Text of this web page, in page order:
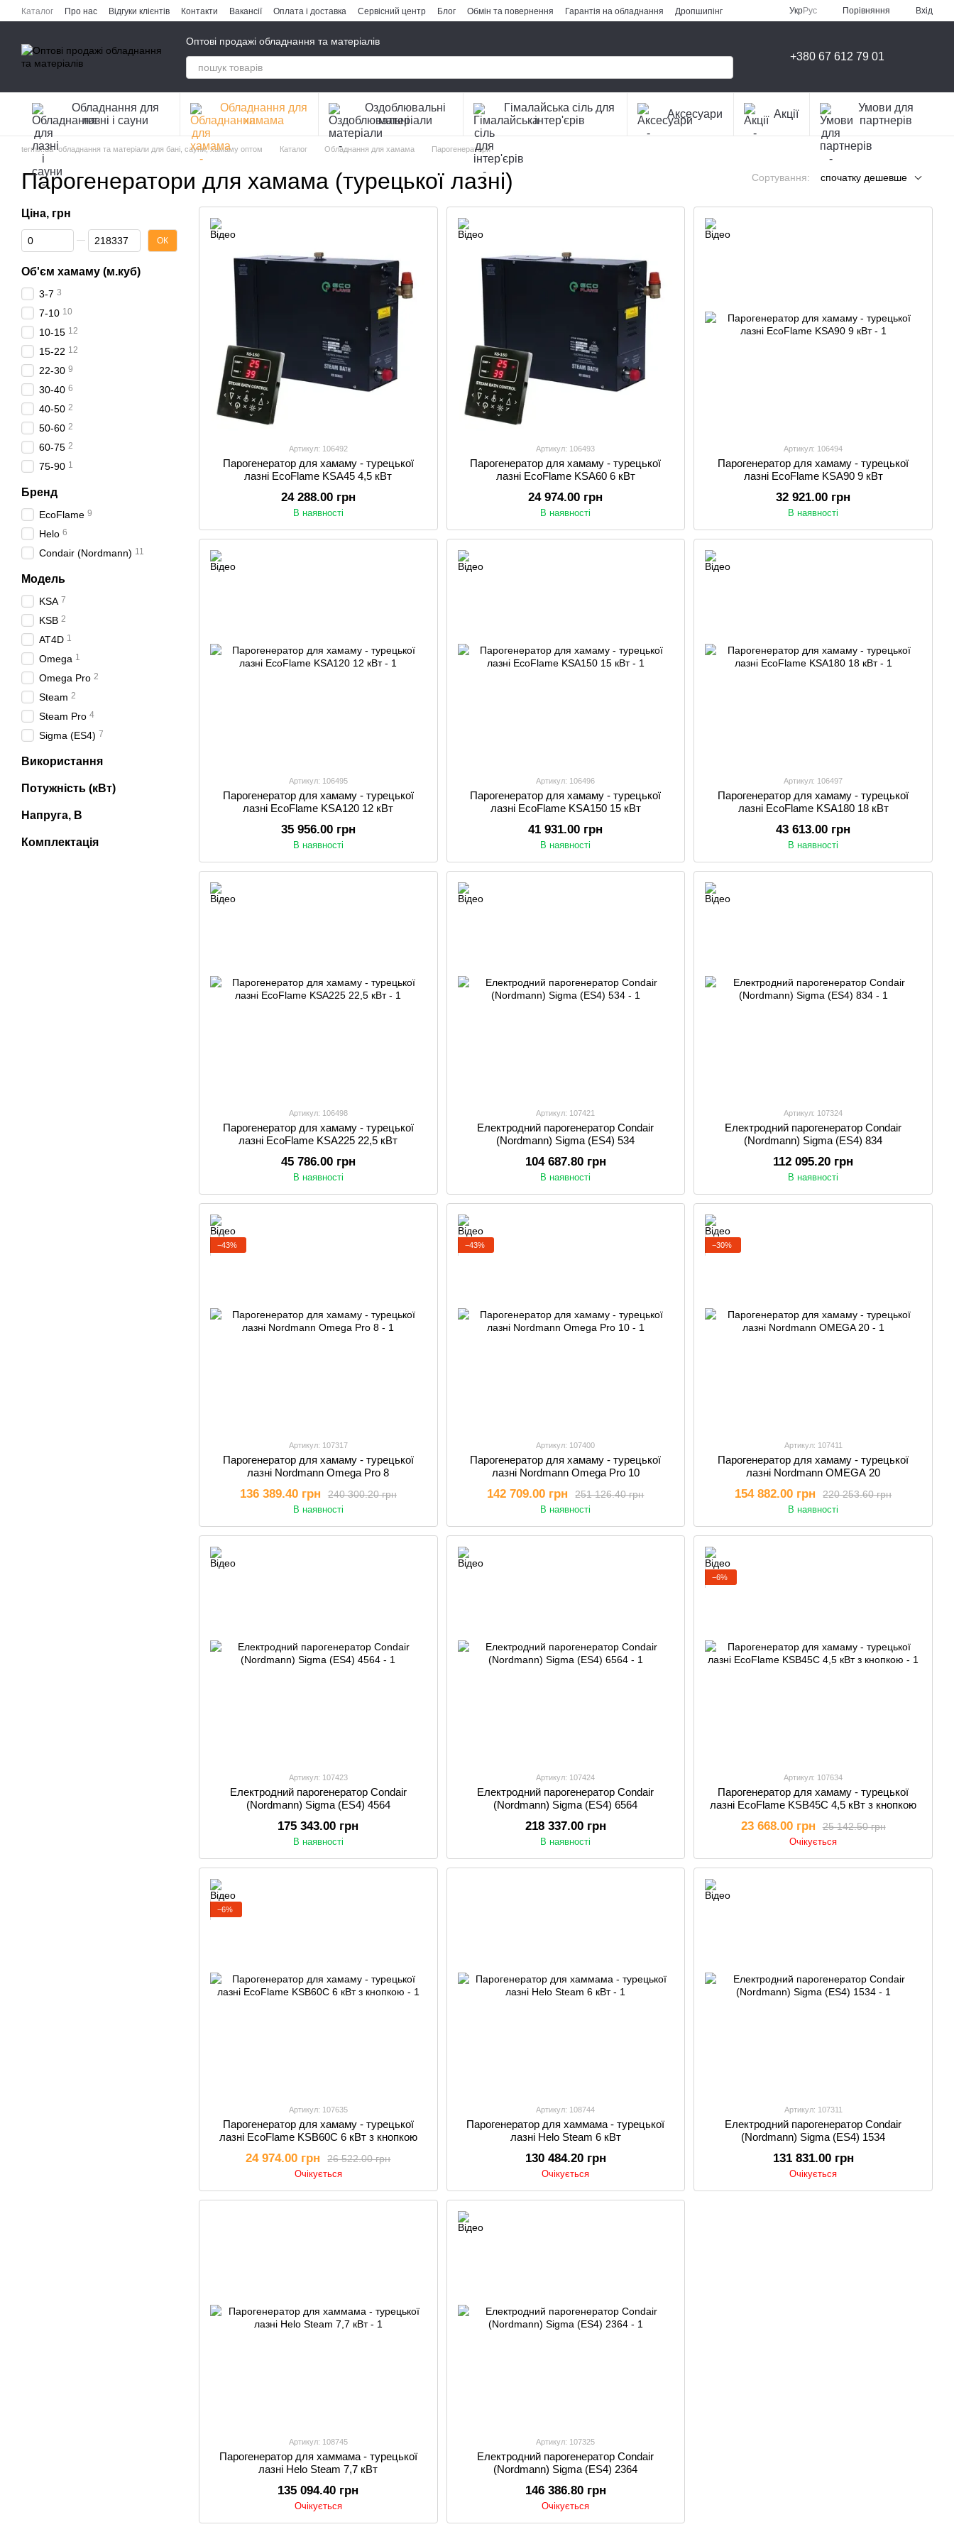
Перейти до основного контенту
Каталог Про нас Відгуки клієнтів Контакти Вакансії Оплата і доставка Сервісний центр Блог Обмін та повернення Гарантія на обладнання
Дропшипінг
УкрРус Порівняння Вхід
Оптові продажі обладнання та матеріалів
+380 67 612 79 01
Обладнання для
лазні і сауни
Обладнання для
хамама
Оздоблювальні
матеріали
Гімалайська сіль для
інтер'єрів
Аксесуари Акції
Умови для
партнерів
termix.ua- обладнання та матеріали для бані, сауни, хамаму оптом Каталог Обладнання для хамама Парогенератори
Парогенератори для хамама (турецької лазні) Сортування: спочатку дешевше
Артикул: 106492
Парогенератор для хамаму - турецької
лазні EcoFlame KSA45 4,5 кВт
24 288.00 грн
В наявності
Артикул: 106493
Парогенератор для хамаму - турецької
лазні EcoFlame KSA60 6 кВт
24 974.00 грн
В наявності
Артикул: 106494
Парогенератор для хамаму - турецької
лазні EcoFlame KSA90 9 кВт
32 921.00 грн
В наявності
Артикул: 106495
Парогенератор для хамаму - турецької
лазні EcoFlame KSA120 12 кВт
35 956.00 грн
В наявності
Артикул: 106496
Парогенератор для хамаму - турецької
лазні EcoFlame KSA150 15 кВт
41 931.00 грн
В наявності
Артикул: 106497
Парогенератор для хамаму - турецької
лазні EcoFlame KSA180 18 кВт
43 613.00 грн
В наявності
Артикул: 106498
Парогенератор для хамаму - турецької
лазні EcoFlame KSA225 22,5 кВт
45 786.00 грн
В наявності
Артикул: 107421
Електродний парогенератор Condair
(Nordmann) Sigma (ES4) 534
104 687.80 грн
В наявності
Артикул: 107324
Електродний парогенератор Condair
(Nordmann) Sigma (ES4) 834
112 095.20 грн
В наявності
−43%
Артикул: 107317
Парогенератор для хамаму - турецької
лазні Nordmann Omega Pro 8
240 300.20 грн
136 389.40 грн
В наявності
−43%
Артикул: 107400
Парогенератор для хамаму - турецької
лазні Nordmann Omega Pro 10
251 126.40 грн
142 709.00 грн
В наявності
−30%
Артикул: 107411
Парогенератор для хамаму - турецької
лазні Nordmann OMEGA 20
220 253.60 грн
154 882.00 грн
В наявності
Артикул: 107423
Електродний парогенератор Condair
(Nordmann) Sigma (ES4) 4564
175 343.00 грн
В наявності
Артикул: 107424
Електродний парогенератор Condair
(Nordmann) Sigma (ES4) 6564
218 337.00 грн
В наявності
−6%
Артикул: 107634
Парогенератор для хамаму - турецької
лазні EcoFlame KSB45C 4,5 кВт з кнопкою
25 142.50 грн
23 668.00 грн
Очікується
−6%
Артикул: 107635
Парогенератор для хамаму - турецької
лазні EcoFlame KSB60C 6 кВт з кнопкою
26 522.00 грн
24 974.00 грн
Очікується
Артикул: 108744
Парогенератор для хаммама - турецької
лазні Helo Steam 6 кВт
130 484.20 грн
Очікується
Артикул: 107311
Електродний парогенератор Condair
(Nordmann) Sigma (ES4) 1534
131 831.00 грн
Очікується
Артикул: 108745
Парогенератор для хаммама - турецької
лазні Helo Steam 7,7 кВт
135 094.40 грн
Очікується
Артикул: 107325
Електродний парогенератор Condair
(Nordmann) Sigma (ES4) 2364
146 386.80 грн
Очікується
Ціна, грн
Від Ціна, грн
До Ціна, грн ОК
Об'єм хамаму (м.куб)
3-7 3
7-10 10
10-15 12
15-22 12
22-30 9
30-40 6
40-50 2
50-60 2
60-75 2
75-90 1
Бренд
EcoFlame 9
Helo 6
Condair (Nordmann) 11
Модель
KSA 7
KSB 2
AT4D 1
Omega 1
Omega Pro 2
Steam 2
Steam Pro 4
Sigma (ES4) 7
Використання
Потужність (кВт)
Напруга, В
Комплектація